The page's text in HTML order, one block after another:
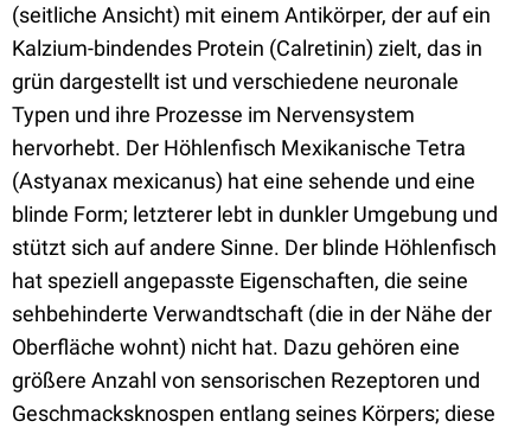
(seitliche Ansicht) mit einem Antikörper, der auf ein
Kalzium-bindendes Protein (Calretinin) zielt, das in
grün dargestellt ist und verschiedene neuronale
Typen und ihre Prozesse im Nervensystem
hervorhebt. Der Höhlenfisch Mexikanische Tetra
(Astyanax mexicanus) hat eine sehende und eine
blinde Form; letzterer lebt in dunkler Umgebung und
stützt sich auf andere Sinne. Der blinde Höhlenfisch
hat speziell angepasste Eigenschaften, die seine
sehbehinderte Verwandtschaft (die in der Nähe der
Oberfläche wohnt) nicht hat. Dazu gehören eine
größere Anzahl von sensorischen Rezeptoren und
Geschmacksknospen entlang seines Körpers; diese